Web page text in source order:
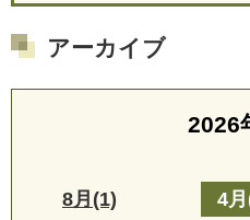
アーカイブ
2026
8月(1) 4